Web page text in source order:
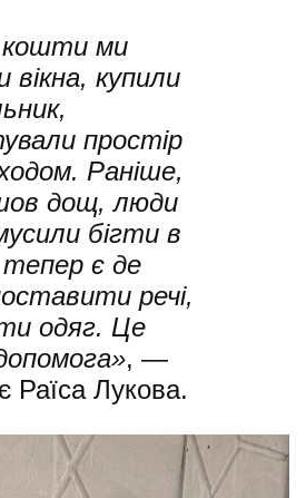
кошти ми
вікна, купили
простір
Раніше,
дощ, люди
бігти в
є де
речі,
одяг. Це
, —
Раїса Лукова.